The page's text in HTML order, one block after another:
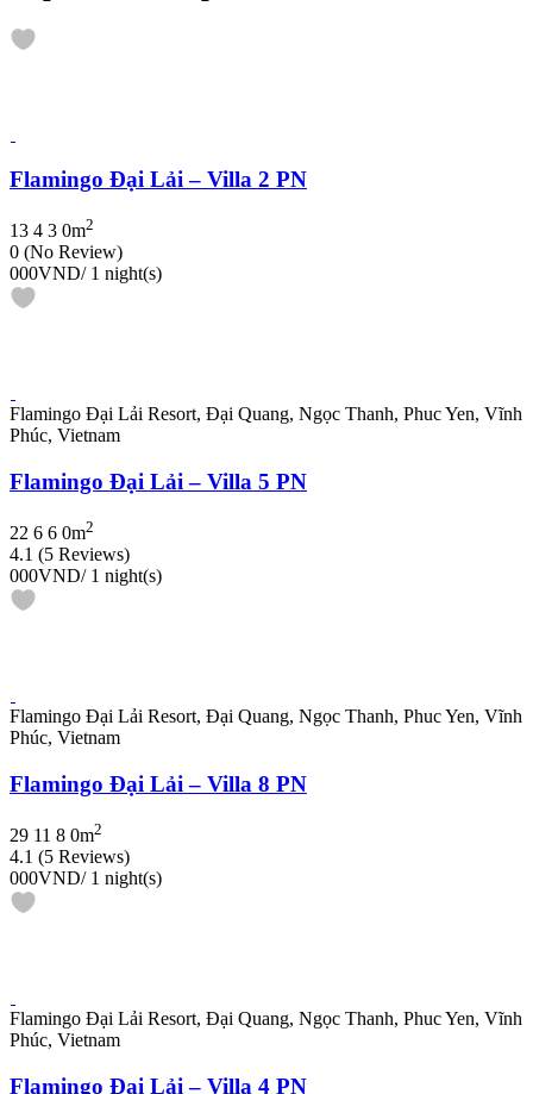
Flamingo Đại Lải – Villa 2 PN
13 4 3 0m2
0 (No Review)
000VND/ 1 night(s)
Flamingo Đại Lải Resort, Đại Quang, Ngọc Thanh, Phuc Yen, Vĩnh
Phúc, Vietnam
Flamingo Đại Lải – Villa 5 PN
22 6 6 0m2
4.1 (5 Reviews)
000VND/ 1 night(s)
Flamingo Đại Lải Resort, Đại Quang, Ngọc Thanh, Phuc Yen, Vĩnh
Phúc, Vietnam
Flamingo Đại Lải – Villa 8 PN
29 11 8 0m2
4.1 (5 Reviews)
000VND/ 1 night(s)
Flamingo Đại Lải Resort, Đại Quang, Ngọc Thanh, Phuc Yen, Vĩnh
Phúc, Vietnam
Flamingo Đại Lải – Villa 4 PN